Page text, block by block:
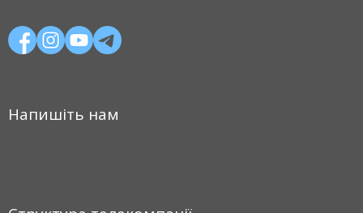
Напишіть нам